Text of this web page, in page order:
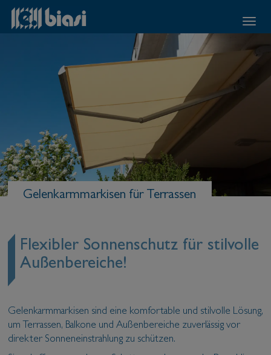
Gelenkarmmarkisen für Terrassen
Flexibler Sonnenschutz für stilvolle
Außenbereiche!
Gelenkarmmarkisen sind eine komfortable und stilvolle Lösung,
um Terrassen, Balkone und Außenbereiche zuverlässig vor
direkter Sonneneinstrahlung zu schützen.